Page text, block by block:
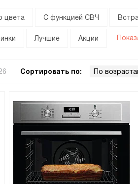
цвета С функцией СВЧ
Лучшие Акции
Сортировать по: По